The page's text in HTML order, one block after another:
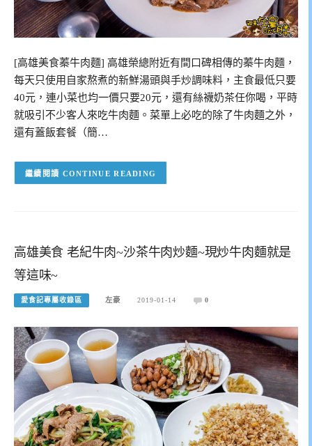
[高雄美食蓁牛肉麵] 高雄榮總附近有間口碑相傳的蓁牛肉麵，
每天只使用自家熬煮的新鮮湯頭與手炒調味料，主食最低只要
40元，連小菜也均一價只要20元，還有絲襪奶茶任你喝，平時
就吸引不少客人來吃牛肉麵。菜單上必吃的除了牛肉麵之外，
還有蓋飯套餐（簡…
CONTINUE READING
高雄美食 老紀牛肉~沙茶牛肉炒麵~現炒牛肉麵就是
等這味~
愛食記專屬收錄區 左豪 2019-01-14 0